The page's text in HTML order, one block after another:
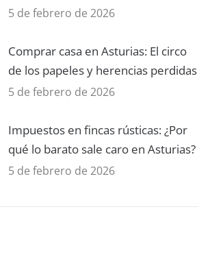
5 de febrero de 2026
Comprar casa en Asturias: El circo
de los papeles y herencias perdidas
5 de febrero de 2026
Impuestos en fincas rústicas: ¿Por
qué lo barato sale caro en Asturias?
5 de febrero de 2026